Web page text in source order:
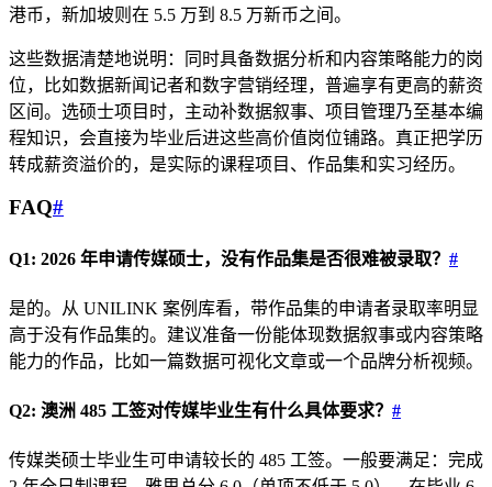
港币，新加坡则在 5.5 万到 8.5 万新币之间。
这些数据清楚地说明：同时具备数据分析和内容策略能力的岗
位，比如数据新闻记者和数字营销经理，普遍享有更高的薪资
区间。选硕士项目时，主动补数据叙事、项目管理乃至基本编
程知识，会直接为毕业后进这些高价值岗位铺路。真正把学历
转成薪资溢价的，是实际的课程项目、作品集和实习经历。
FAQ#
Q1: 2026 年申请传媒硕士，没有作品集是否很难被录取？ #
是的。从 UNILINK 案例库看，带作品集的申请者录取率明显
高于没有作品集的。建议准备一份能体现数据叙事或内容策略
能力的作品，比如一篇数据可视化文章或一个品牌分析视频。
Q2: 澳洲 485 工签对传媒毕业生有什么具体要求？ #
传媒类硕士毕业生可申请较长的 485 工签。一般要满足：完成